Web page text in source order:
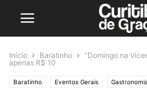
Início Baratinho
“Domingo na
apenas R$ 10
Baratinho Eventos Gerais Gastronomia